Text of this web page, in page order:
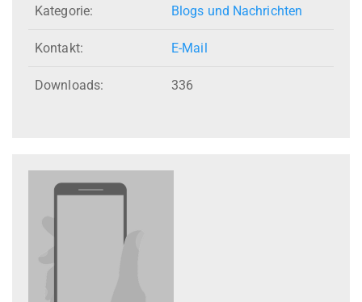
Kategorie: Blogs und Nachrichten
Kontakt: E-Mail
Downloads: 336